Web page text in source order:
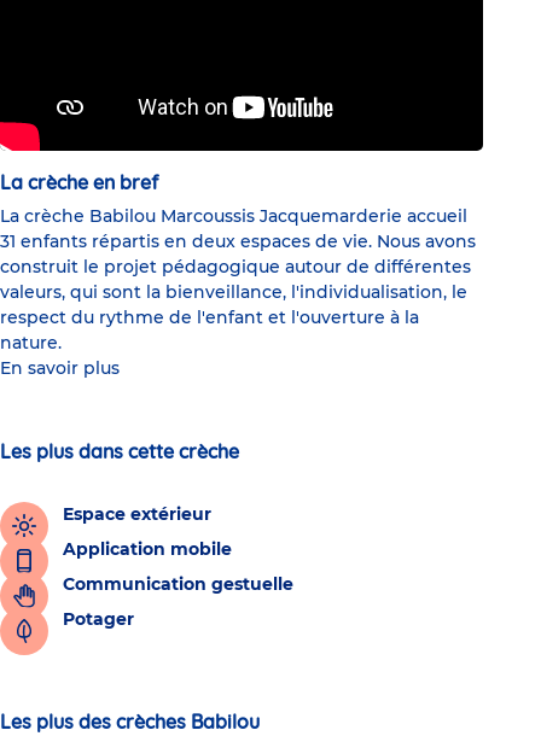
La crèche en bref
La crèche Babilou Marcoussis Jacquemarderie accueil
31 enfants répartis en deux espaces de vie. Nous avons
construit le projet pédagogique autour de différentes
valeurs, qui sont la bienveillance, l'individualisation, le
respect du rythme de l'enfant et l'ouverture à la
nature.
En savoir plus
Les plus dans cette crèche
Espace extérieur
Application mobile
Communication gestuelle
Potager
Les plus des crèches Babilou